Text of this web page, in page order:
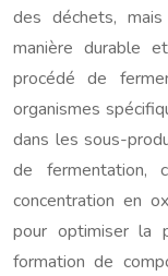
des déchets,
manière durable
procédé de
organismes
dans les sous-
de
concentration en
pour optimiser la
formation de